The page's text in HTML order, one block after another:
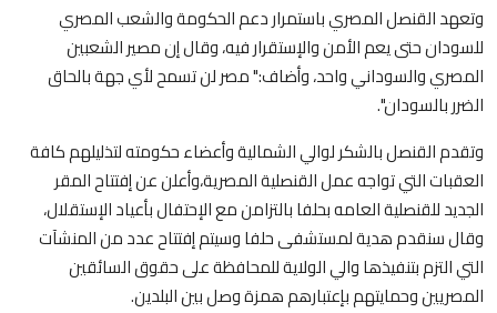
وتعهد القنصل المصري باستمرار دعم الحكومة والشعب المصري
للسودان حتى يعم الأمن والإستقرار فيه، وقال إن مصير الشعبين
المصري والسوداني واحد، وأضاف:" مصر لن تسمح لأي جهة بالحاق
الضرر بالسودان".
وتقدم القنصل بالشكر لوالي الشمالية وأعضاء حكومته لتذليلهم كافة
العقبات التي تواجه عمل القنصلية المصرية،وأعلن عن إفتتاح المقر
الجديد للقنصلية العامه بحلفا بالتزامن مع الإحتفال بأعياد الإستقلال،
وقال سنقدم هدية لمستشفى حلفا وسيتم إفتتاح عدد من المنشآت
التي التزم بتنفيذها والي الولاية للمحافظة على حقوق السائقين
المصريين وحمايتهم بإعتبارهم همزة وصل بين البلدين.